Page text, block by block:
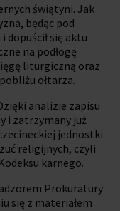
świątyni. Jak
będąc pod
dopuścił się aktu
na podłogę
liturgiczną oraz
ołtarza.
analizie zapisu
i zatrzymany już
jednostki
religijnych, czyli
karnego.
Prokuratury
się z materiałem